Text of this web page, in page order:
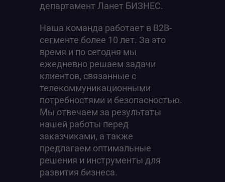
департамент Ланет БИЗНЕС.
Наша команда работает в B2B-
сегменте более 10 лет. За это
время и по сегодня мы
ежедневно решаем задачи
клиентов, связанные с
телекоммуникационными
потребностями и безопасностью.
Мы отвечаем за результаты
нашей работы перед
заказчиками, а также
предлагаем оптимальные
решения и инструменты для
развития бизнеса.